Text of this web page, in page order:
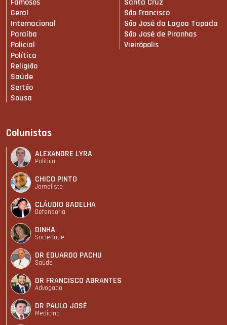
Famosos
Geral
Internacional
Paraíba
Policial
Política
Religião
Saúde
Sertão
Sousa
Santa Cruz
São Francisco
São José da Lagoa Tapada
São José de Piranhas
Vieirópolis
Colunistas
ALEXANDRE LYRA
Política
CHICO PINTO
Jornalista
CLÁUDIO GADELHA
Defensoria
DINHA
Sociedade
DR EDUARDO PACHU
Saúde
DR FRANCISCO ABRANTES
Advogado
DR PAULO JOSÉ
Medicina